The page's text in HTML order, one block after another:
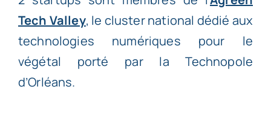
Tech Valley, le cluster national dédié aux
technologies numériques pour le
végétal porté par la Technopole
d’Orléans.